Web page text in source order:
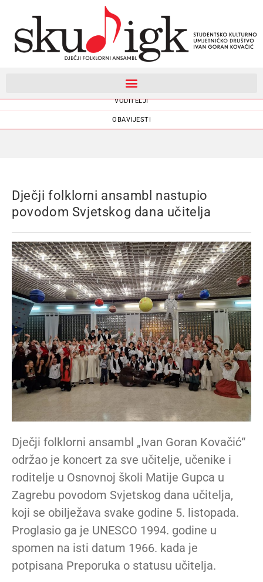
DJEČJI FOLKLORNI ANSAMBL
VODITELJI
OBAVIJESTI
Dječji folklorni ansambl nastupio
povodom Svjetskog dana učitelja
Dječji folklorni ansambl „Ivan Goran Kovačić“
održao je koncert za sve učitelje, učenike i
roditelje u Osnovnoj školi Matije Gupca u
Zagrebu povodom Svjetskog dana učitelja,
koji se obilježava svake godine 5. listopada.
Proglasio ga je UNESCO 1994. godine u
spomen na isti datum 1966. kada je
potpisana Preporuka o statusu učitelja.